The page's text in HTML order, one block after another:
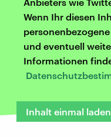
Wenn Ihr diesen
und eventuell
Informationen
Inhalt einmal laden